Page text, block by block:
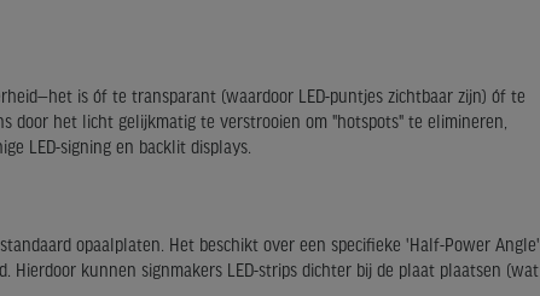
is óf te transparant (waardoor LED-puntjes zichtbaar zijn) óf te
door het licht gelijkmatig te verstrooien om "hotspots" te elimineren,
LED-signing en backlit displays.
opaalplaten. Het beschikt over een specifieke 'Half-Power Angle'
kunnen signmakers LED-strips dichter bij de plaat plaatsen (wat